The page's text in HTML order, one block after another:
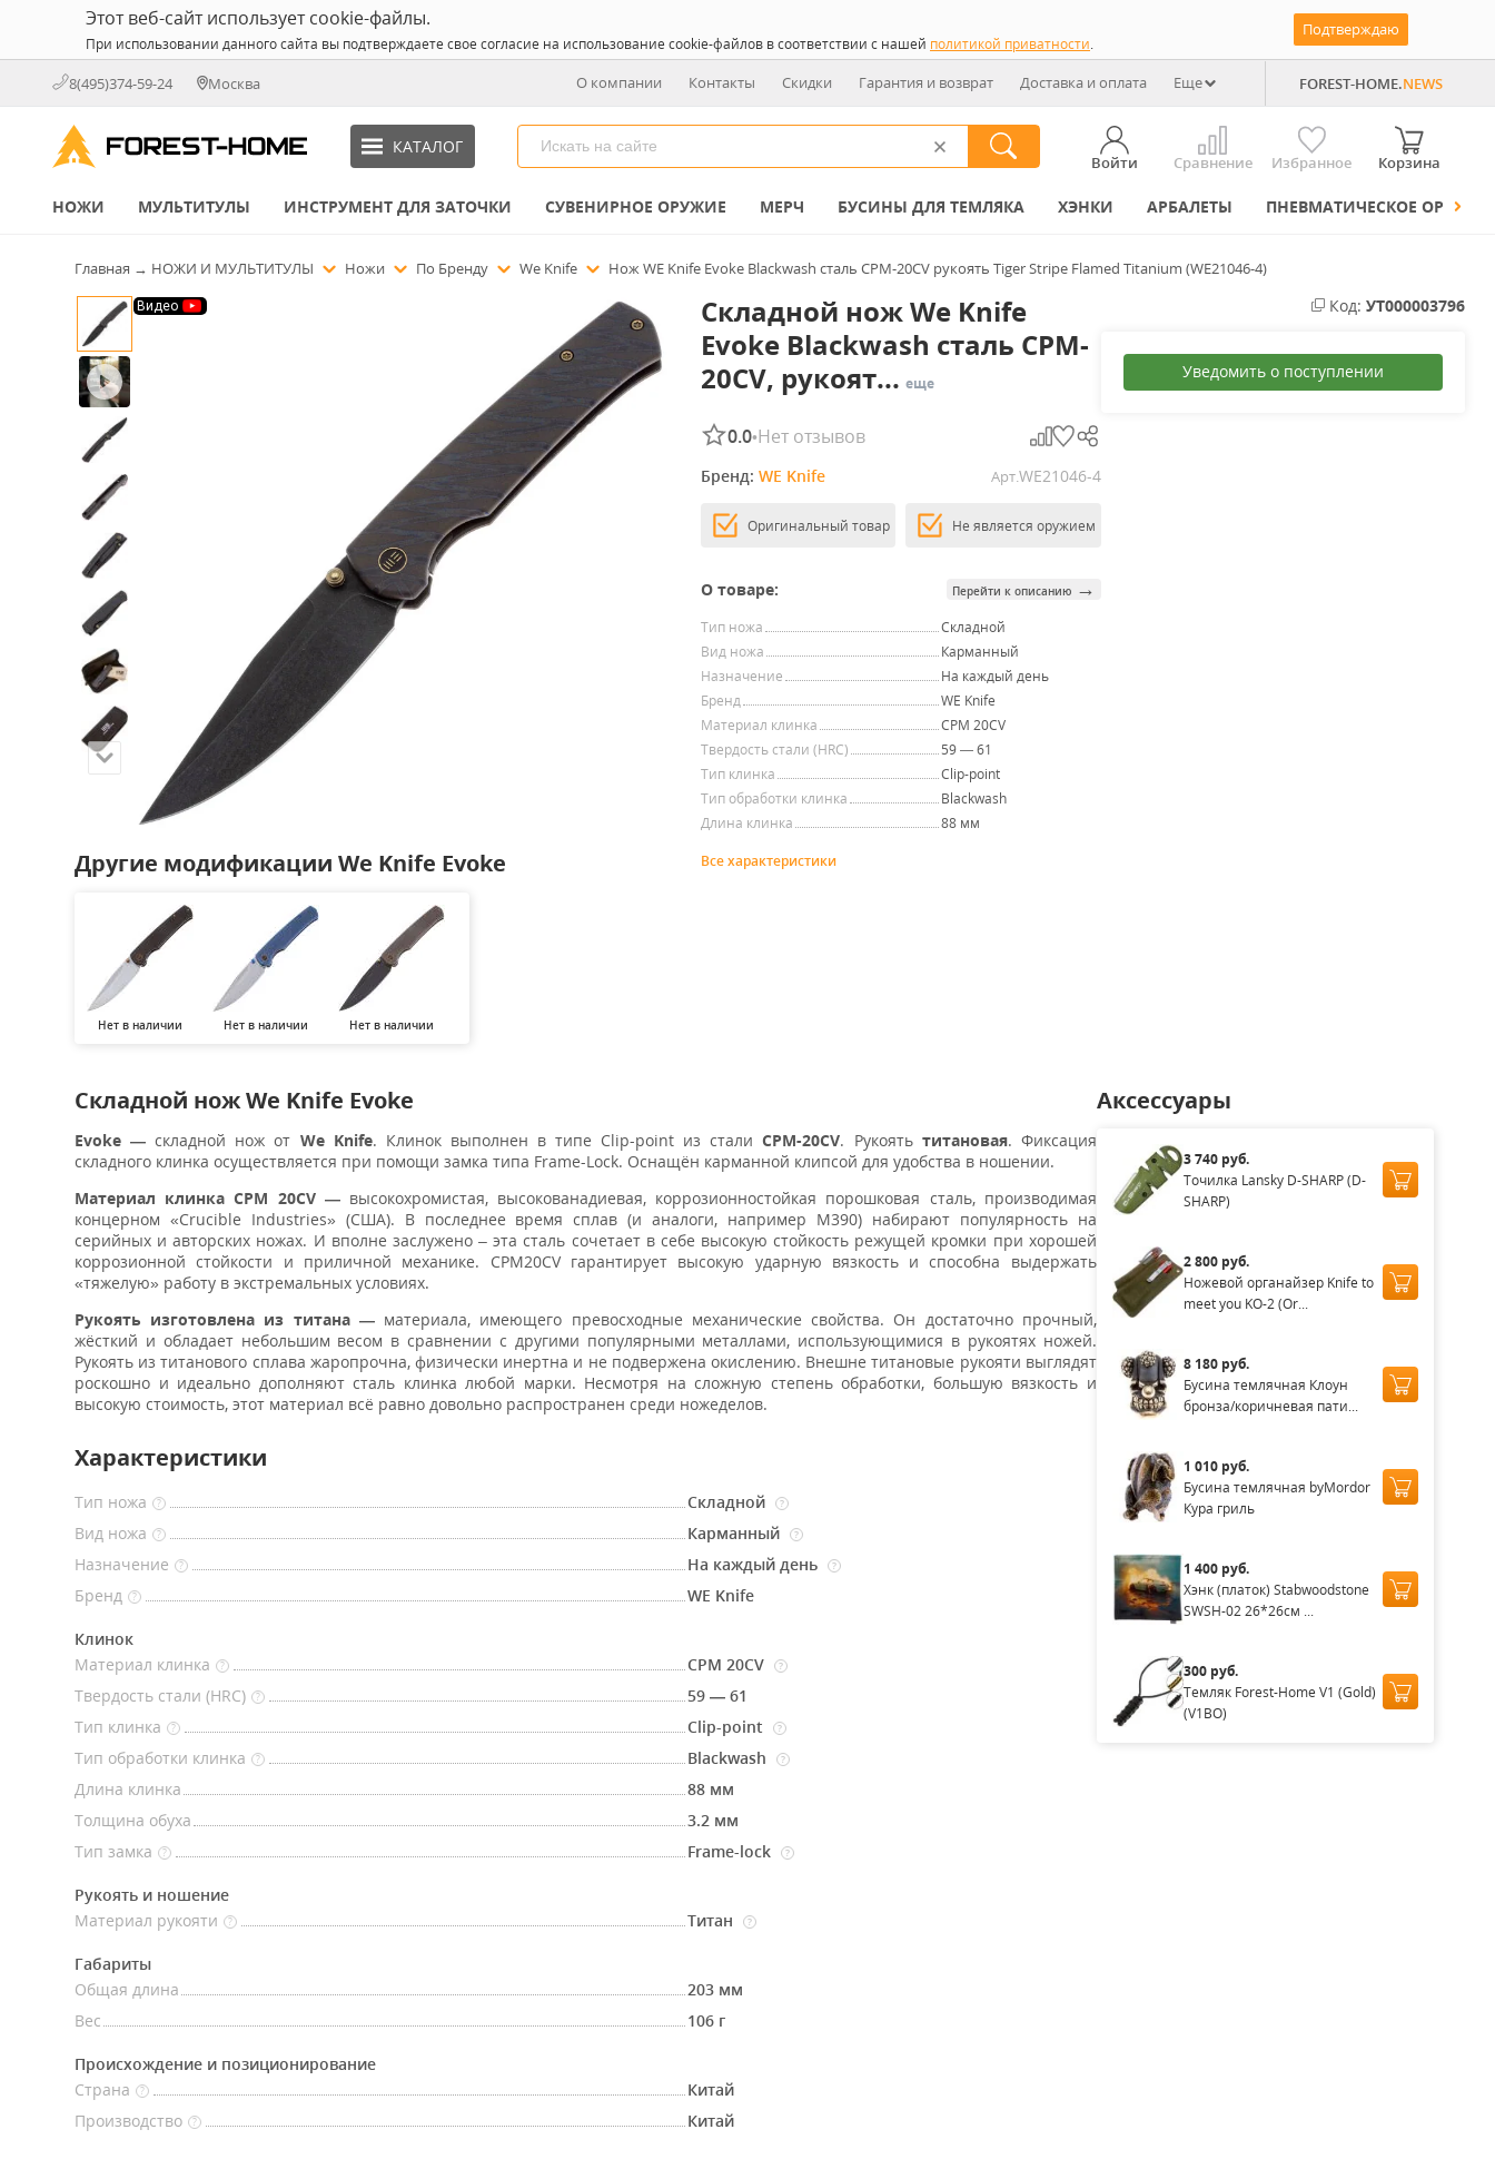
Этот веб-сайт использует cookie-файлы.
При использовании данного сайта вы подтверждаете свое согласие на использование cookie-файлов в соответствии с нашей политикой приватности.
Подтверждаю
8(495)374-59-24 Москва О компании Контакты Скидки Гарантия и возврат Доставка и оплата Еще FOREST-HOME.NEWS
КАТАЛОГ
Войти Сравнение Избранное Корзина
НОЖИ МУЛЬТИТУЛЫ ИНСТРУМЕНТ ДЛЯ ЗАТОЧКИ СУВЕНИРНОЕ ОРУЖИЕ МЕРЧ БУСИНЫ ДЛЯ ТЕМЛЯКА ХЭНКИ АРБАЛЕТЫ ПНЕВМАТИЧЕСКОЕ ОРУЖИЕ
Главная → НОЖИ И МУЛЬТИТУЛЫ Ножи По Бренду We Knife Нож WE Knife Evoke Blackwash сталь CPM-20CV рукоять Tiger Stripe Flamed Titanium (WE21046-4)
Видео
Другие модификации We Knife Evoke
Нет в наличии Нет в наличии Нет в наличии
Складной нож We Knife
Evoke Blackwash сталь CPM-
20CV, рукоят... еще
0.0•Нет отзывов
Бренд: WE Knife Арт.WE21046-4
Оригинальный товар Не является оружием
О товаре: Перейти к описанию →
Тип ножа
Складной
Вид ножа
Карманный
Назначение
На каждый день
Бренд
WE Knife
Материал клинка
CPM 20CV
Твердость стали (HRC)
59 — 61
Тип клинка
Clip-point
Тип обработки клинка
Blackwash
Длина клинка
88 мм
Все характеристики
Код: УТ000003796
Уведомить о поступлении
Складной нож We Knife Evoke
Evoke — складной нож от We Knife. Клинок выполнен в типе Clip-point из сталиCPM-20CV. Рукоять титановая. Фиксация
складного клинка осуществляется при помощи замка типа Frame-Lock. Оснащён карманной клипсой для удобства в ношении.
Материал клинка CPM 20CV — высокохромистая, высокованадиевая, коррозионностойкая порошковая сталь, производимая
концерном «Crucible Industries» (США). В последнее время сплав (и аналоги, например M390) набирают популярность на
серийных и авторских ножах. И вполне заслужено – эта сталь сочетает в себе высокую стойкость режущей кромки при хорошей
коррозионной стойкости и приличной механике. CPM20CV гарантирует высокую ударную вязкость и способна выдержать
«тяжелую» работу в экстремальных условиях.
Рукоять изготовлена из титана —материала, имеющего превосходные механические свойства. Он достаточно прочный,
жёсткий и обладает небольшим весом в сравнении с другими популярными металлами, использующимися в рукоятях ножей.
Рукоять из титанового сплава жаропрочна, физически инертна и не подвержена окислению. Внешне титановые рукояти выглядят
роскошно и идеально дополняют сталь клинка любой марки. Несмотря на сложную степень обработки, большую вязкость и
высокую стоимость, этот материал всё равно довольно распространен среди ножеделов.
Характеристики
Тип ножа ? Складной ?
Вид ножа ? Карманный ?
Назначение ? На каждый день ?
Бренд ? WE Knife
Клинок
Материал клинка
? CPM 20CV ?
Твердость стали (HRC) ?
59 — 61
Тип клинка
? Clip-point ?
Тип обработки клинка ? Blackwash ?
Длина клинка
88 мм
Толщина обуха
3.2 мм
Тип замка
? Frame-lock ?
Рукоять и ношение
Материал рукояти
? Титан ?
Габариты
Общая длина
203 мм
Вес
106 г
Происхождение и позиционирование
Страна
?
Китай
Производство
? Китай
Аксессуары
3 740 руб.
Точилка Lansky D-SHARP (D-
SHARP)
2 800 руб.
Ножевой органайзер Knife to
meet you KO-2 (Or...
8 180 руб.
Бусина темлячная Клоун
бронза/коричневая пати...
1 010 руб.
Бусина темлячная byMordor
Кура гриль
1 400 руб.
Хэнк (платок) Stabwoodstone
SWSH-02 26*26см ...
300 руб.
Темляк Forest-Home V1 (Gold)
(V1BO)